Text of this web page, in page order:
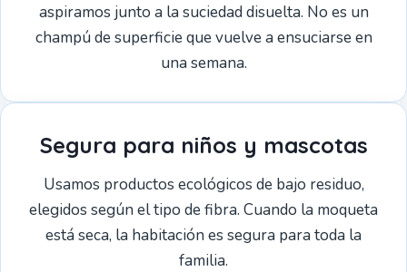
aspiramos junto a la suciedad disuelta. No es un
champú de superficie que vuelve a ensuciarse en
una semana.
Segura para niños y mascotas
Usamos productos ecológicos de bajo residuo,
elegidos según el tipo de fibra. Cuando la moqueta
está seca, la habitación es segura para toda la
familia.